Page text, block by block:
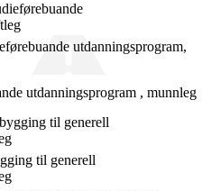
utdanningsprogram,
utdanningsprogram , munnleg
til generell
til generell